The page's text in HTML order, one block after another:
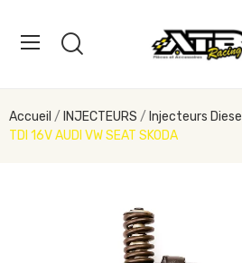
Accueil INJECTEURS Injecteurs Diesel
TDI 16V AUDI VW SEAT SKODA